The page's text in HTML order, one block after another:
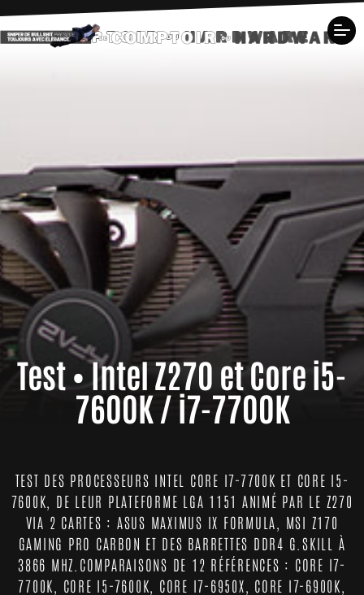
Test • Intel Z270 et Core i5-
7600K / i7-7700K
TEST DES PROCESSEURS INTEL CORE I7-7700K ET CORE I5-
7600K, DE LEUR PLATEFORME LGA 1151 ANIMÉ PAR LE Z270
VIA 2 CARTES : ASUS MAXIMUS IX FORMULA, MSI Z170
GAMING PRO CARBON ET DES BARRETTES DDR4 G.SKILL À
3866 MHZ.COMPARAISONS DE 12 RÉFÉRENCES : CORE I7-
7700K, CORE I5-7600K, CORE I7-6950X, CORE I7-6900K,